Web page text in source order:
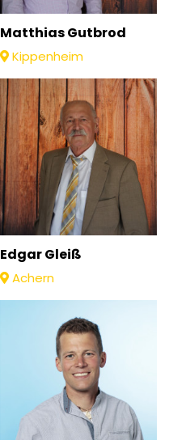
Matthias Gutbrod
Kippenheim
Edgar Gleiß
Achern